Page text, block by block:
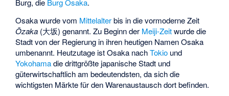
Burg, die Burg Ōsaka.
Osaka wurde vom Mittelalterbis in die vormoderne Zeit
Ōzaka (大坂) genannt. Zu Beginn der Meiji-Zeitwurde die
Stadt von der Regierung in ihren heutigen Namen Osaka
umbenannt. Heutzutage ist Osaka nachTokio und
Yokohamadie drittgrößte japanische Stadt und
güterwirtschaftlich am bedeutendsten, da sich die
wichtigsten Märkte für den Warenaustausch dort befinden.